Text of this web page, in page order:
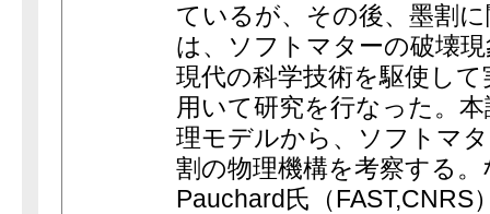
ているが、その後、墨割
は、ソフトマターの破壊
現代の科学技術を駆使し
用いて研究を行なった。
理モデルから、ソフトマ
割の物理機構を考察する
Pauchard氏（FAST,CNRS